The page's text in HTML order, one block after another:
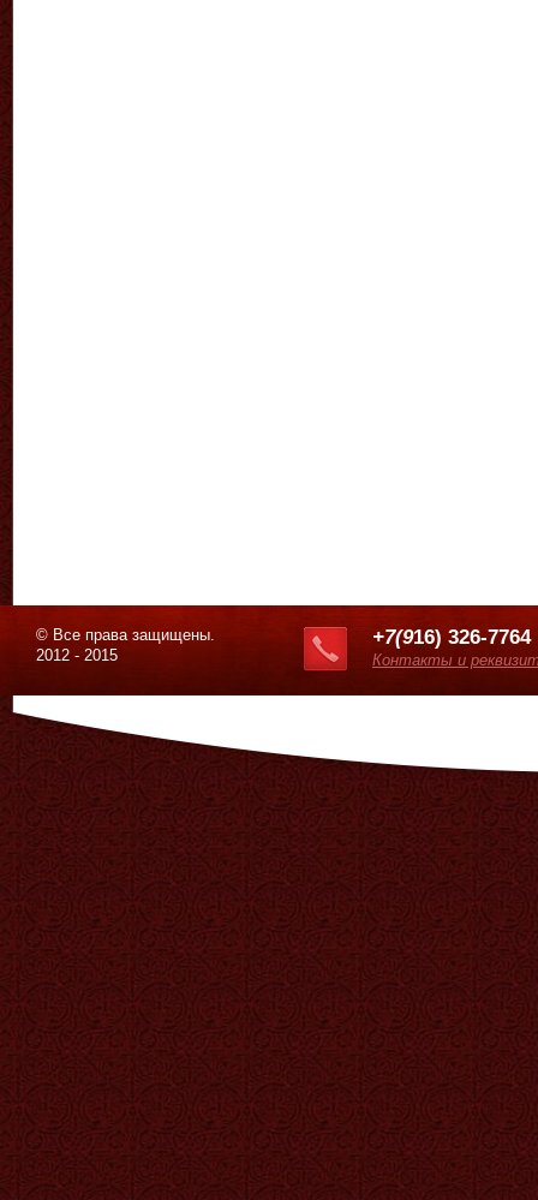
© Все права защищены.
2012 - 2015
+7(916) 326-7764
Контакты и